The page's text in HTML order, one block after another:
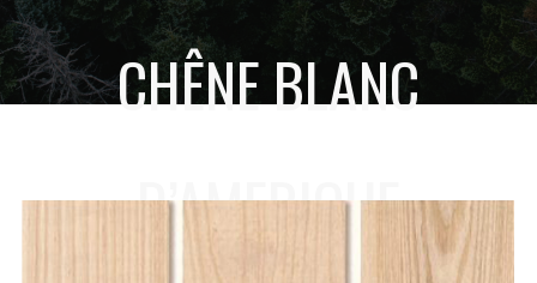
CHÊNE BLANC
D’AMERIQUE